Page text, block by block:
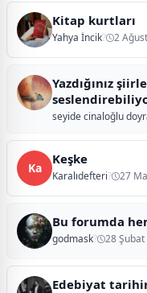
Kitap kurtları
Yahya İncik? 2
Yazdığınız
seyide cinaloğlu
Ka
Keşke
Karalıdefteri? 27
Bu forumda
godmask? 28
Edebiyat